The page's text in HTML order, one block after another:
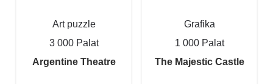
Art puzzle
3 000 Palat
Argentine Theatre
Grafika
1 000 Palat
The Majestic Castle